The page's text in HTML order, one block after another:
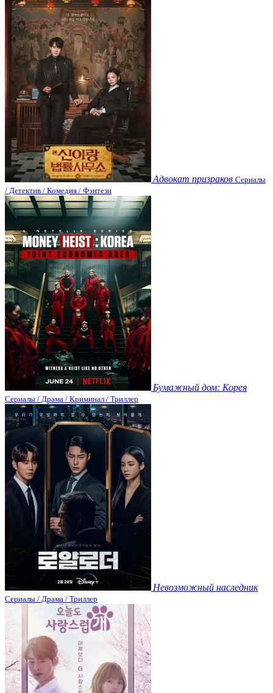
Адвокат призраков Сериалы
/ Детектив / Комедия / Фэнтези
Бумажный дом: Корея
Сериалы / Драма / Криминал / Триллер
Невозможный наследник
Сериалы / Драма / Триллер